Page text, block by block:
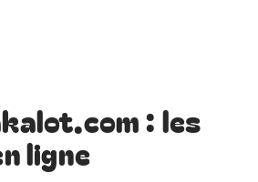
: les
ligne